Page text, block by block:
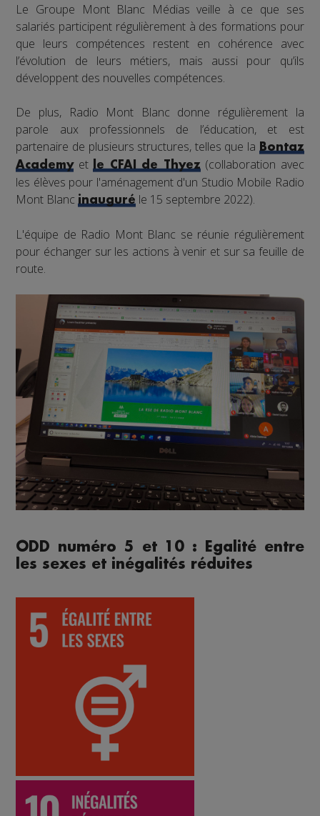
Le Groupe Mont Blanc Médias veille à ce que ses
salariés participent régulièrement à des formations pour
que leurs compétences restent en cohérence avec
l’évolution de leurs métiers, mais aussi pour qu’ils
développent des nouvelles compétences.
De plus, Radio Mont Blanc donne régulièrement la
parole aux professionnels de l’éducation, et est
partenaire de plusieurs structures, telles que la
Bontaz
Academyet le CFAI de Thyez(collaboration avec
les élèves pour l'aménagement d'un Studio Mobile Radio
Mont Blancinauguré le 15 septembre 2022).
L'équipe de Radio Mont Blanc se réunie régulièrement
pour échanger sur les actions à venir et sur sa feuille de
route.
ODD numéro 5 et 10 : Egalité entre
les sexes et inégalités réduites